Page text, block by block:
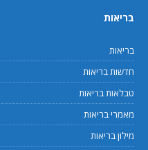
בריאות
בריאות
חדשות בריאות
טבלאות בריאות
מאמרי בריאות
מילון בריאות